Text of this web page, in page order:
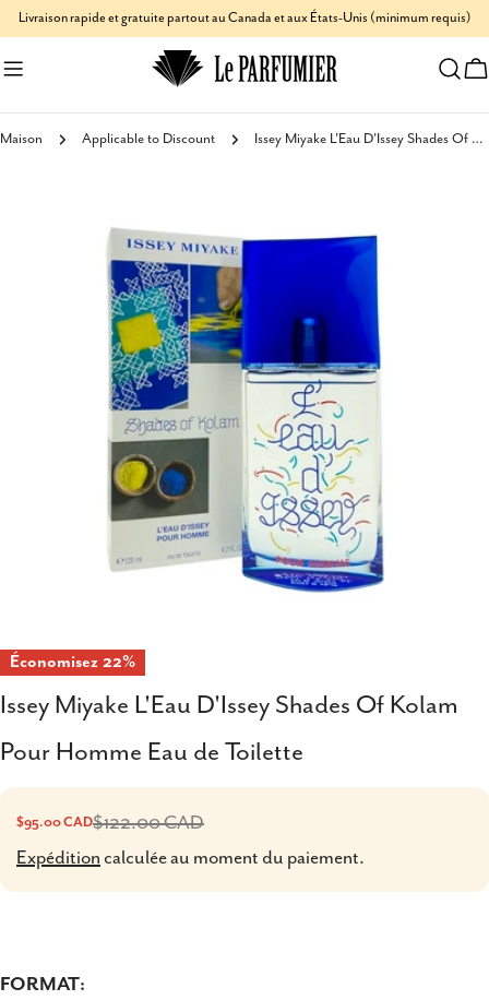
AllerLivraison rapide et gratuite partout au Canada et aux États-Unis (minimum requis)
Maison Applicable to Discount Issey Miyake L'Eau D'Issey Shades Of Kolam Pour Homme Eau de Toilette
le média 0 en mode modal
Économisez 22%
Issey Miyake L'Eau D'Issey Shades Of Kolam
Pour Homme Eau de Toilette
Prix
de
vente
$95.00 CAD
Prix
habituel
$122.00 CAD
Expédition calculée au moment du paiement.
FORMAT: